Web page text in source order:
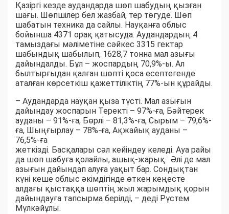
Қазіргі кезде аудандарда шөп шабудың қызған
шағы. Шөпшілер бел жазбай, тер төгуде. Шөп
шабатын техника да сайлы. Науқанға облыс
бойынша 4371 орақ қатысуда. Аудандардың 4
тамыздағы мәліметіне сәйкес 3315 гектар
шабындық шабылып, 1628,7 тонна мал азығы
дайындалды. Бұл – жоспардың 70,9%-ы. Ал
былтырғыдан қалған шөпті қоса есептегенде
аталған көрсеткіш қажеттіліктің 77%-ын құрайды.
– Аудандарда науқан қыза түсті. Мал азығын
дайындау жоспарын Теректі – 97%-ға, Бәйтерек
ауданы – 91%-ға, Бөрлі – 81,3%-ға, Сырым – 79,6%-
ға, Шыңғырлау – 78%-ға, Ақжайық ауданы –
76,5%-ға
жеткізді. Басқалары сәл кейіндеу келеді. Ауа райы
да шөп шабуға қолайлы, ашық-жарық. Әлі де мал
азығын дайындап алуға уақыт бар. Сондықтан
күні кеше облыс әкімдігінде өткен кеңесте
алдағы қыстаққа шөптің жыл жарымдық қорын
дайындауға тапсырма берілді, – деді Рүстем
Мүлкәйұлы.